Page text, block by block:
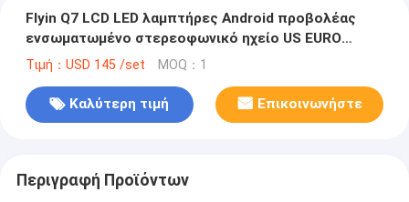
Flyin Q7 LCD LED λαμπτήρες Android προβολέας
ενσωματωμένο στερεοφωνικό ηχείο US EURO
πλέγμα
Τιμή：USD 145 /set MOQ：1
Καλύτερη τιμή Επικοινωνήστε
Περιγραφή Προϊόντων